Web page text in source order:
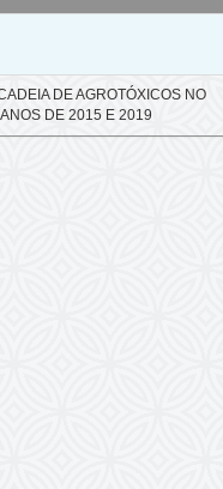
DE AGROTÓXICOS NO
DE 2015 E 2019